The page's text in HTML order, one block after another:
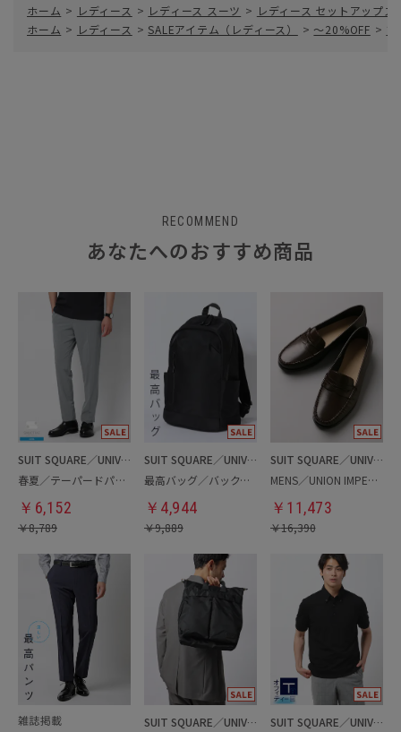
ホーム > レディース > レディース スーツ > レディース セットアップス
ホーム > レディース > SALEアイテム（レディース） > ～20%OFF > フ
RECOMMEND
あなたへのおすすめ商品
SUIT SQUARE／UNIVERSAL LANGUAGE
春夏／テーパードパンツ
￥ 6,152
￥8,789
SUIT SQUARE／UNIVERSAL LANGUAGE
最高バッグ／バックパック
￥ 4,944
￥9,889
SUIT SQUARE／UNIVERSAL LANGUAGE
MENS／UNION IMPERIAL監修／コインローファー
￥ 11,473
￥16,390
SUIT SQUARE／UNIVERSAL LANGUAGE
SUIT SQUARE／UNIVERSAL LANGUAGE